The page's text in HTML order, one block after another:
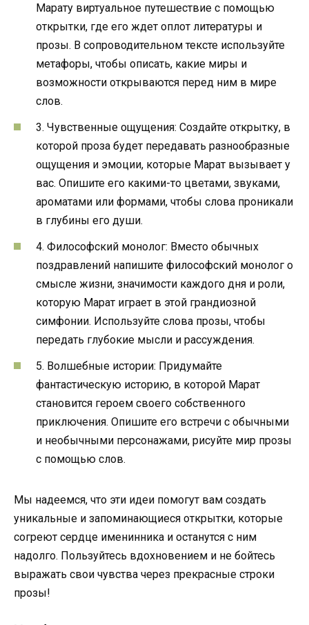
Марату виртуальное путешествие с помощью
открытки, где его ждет оплот литературы и
прозы. В сопроводительном тексте используйте
метафоры, чтобы описать, какие миры и
возможности открываются перед ним в мире
слов.
3. Чувственные ощущения: Создайте открытку, в
которой проза будет передавать разнообразные
ощущения и эмоции, которые Марат вызывает у
вас. Опишите его какими-то цветами, звуками,
ароматами или формами, чтобы слова проникали
в глубины его души.
4. Философский монолог: Вместо обычных
поздравлений напишите философский монолог о
смысле жизни, значимости каждого дня и роли,
которую Марат играет в этой грандиозной
симфонии. Используйте слова прозы, чтобы
передать глубокие мысли и рассуждения.
5. Волшебные истории: Придумайте
фантастическую историю, в которой Марат
становится героем своего собственного
приключения. Опишите его встречи с обычными
и необычными персонажами, рисуйте мир прозы
с помощью слов.
Мы надеемся, что эти идеи помогут вам создать
уникальные и запоминающиеся открытки, которые
согреют сердце именинника и останутся с ним
надолго. Пользуйтесь вдохновением и не бойтесь
выражать свои чувства через прекрасные строки
прозы!